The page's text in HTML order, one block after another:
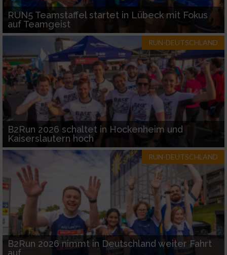
RUN5 Teamstaffel startet in Lübeck mit Fokus
auf Teamgeist
RUN-DEUTSCHLAND
B2Run 2026 schaltet in Hockenheim und
Kaiserslautern hoch
RUN-DEUTSCHLAND
B2Run 2026 nimmt in Deutschland weiter Fahrt
auf